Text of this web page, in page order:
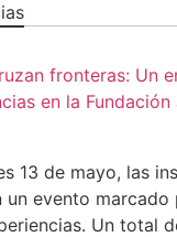
fronteras: Un
en la
13 de mayo, las
un evento
Un total